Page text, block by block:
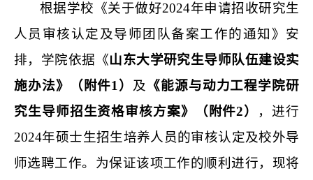
根据学校 《关于做好2024年申请招收研究生
人员审核认定及导师团队备案工作的通知 》 安
排， 学院依据《山东大学研究生导师队伍建设实
施办法》（附件1） 及
《能源与动力工程学院研
究生导师招生资格审核方案》（附件2） ， 进行
2024年硕士生招生培养人员的审核认定及校外导
师选聘工作。 为保证该项工作的顺利进行， 现将